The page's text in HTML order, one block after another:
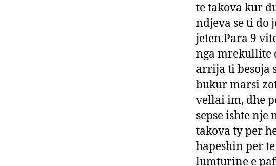
te takova kur
ndjeva se ti do
jeten.Para 9
nga mrekullite
arrija ti besoja
bukur marsi
vellai im, dhe
sepse ishte nje
takova ty per
hapeshin per
lumturine e